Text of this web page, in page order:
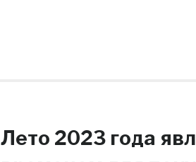
Лето 2023 года